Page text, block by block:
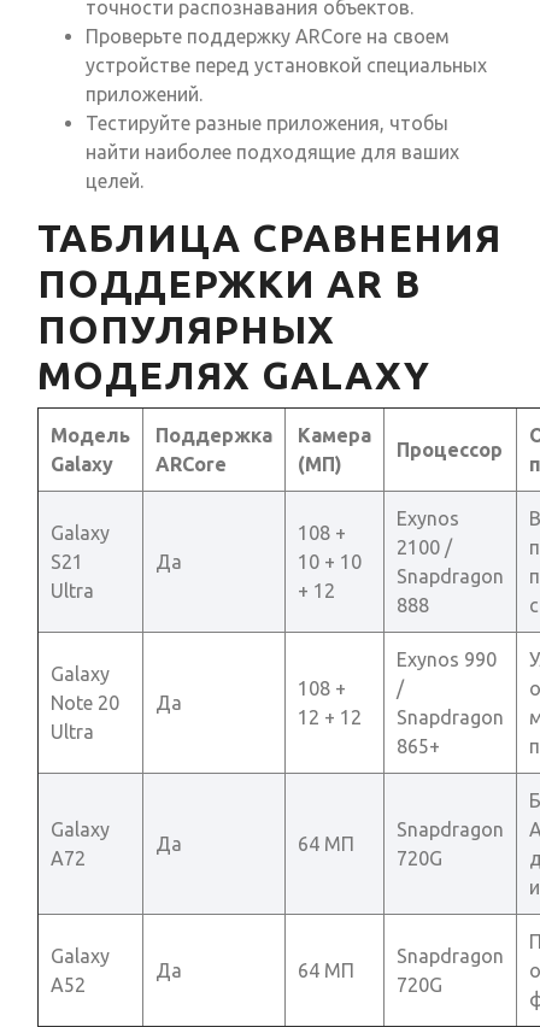
точности распознавания объектов.
Проверьте поддержку ARCore на своем
устройстве перед установкой специальных
приложений.
Тестируйте разные приложения, чтобы
найти наиболее подходящие для ваших
целей.
ТАБЛИЦА СРАВНЕНИЯ
ПОДДЕРЖКИ AR В
ПОПУЛЯРНЫХ
МОДЕЛЯХ GALAXY
Модель
Galaxy
Поддержка
ARCore
Камера
(МП)
Процессор
Galaxy
S21
Ultra
Да
108 +
10 + 10
+ 12
Exynos
2100 /
Snapdragon
888
Galaxy
Note 20
Ultra
Да
108 +
12 + 12
Exynos 990
/
Snapdragon
865+
Galaxy
A72
Да 64 МП
Snapdragon
720G
Galaxy
A52
Да 64 МП
Snapdragon
720G